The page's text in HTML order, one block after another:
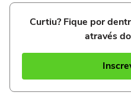
Curtiu? Fique por
através